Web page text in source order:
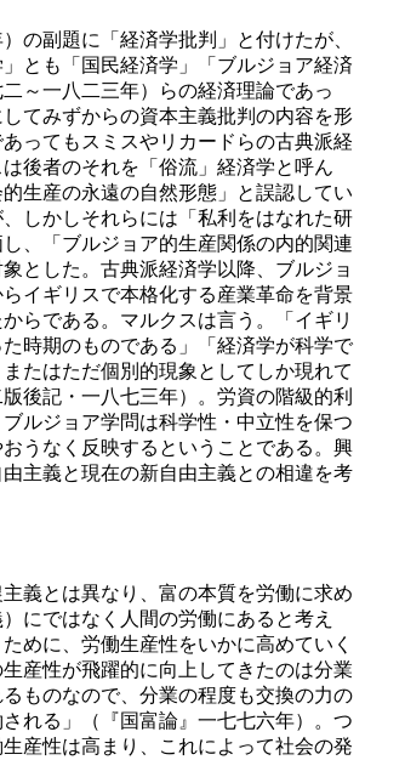
の副題に「経済学批判」と付けたが、
とも「国民経済学」「ブルジョア経済
～一八二三年）らの経済理論であっ
てみずからの資本主義批判の内容を形
ってもスミスやリカードらの古典派経
後者のそれを「俗流」経済学と呼ん
生産の永遠の自然形態」と誤認してい
しかしそれらには「私利をはなれた研
、「ブルジョア的生産関係の内的関連
とした。古典派経済学以降、ブルジョ
イギリスで本格化する産業革命を背景
らである。マルクスは言う。「イギリ
時期のものである」「経済学が科学で
たはただ個別的現象としてしか現れて
後記・一八七三年）。労資の階級的利
ルジョア学問は科学性・中立性を保つ
うなく反映するということである。興
主義と現在の新自由主義との相違を考
義とは異なり、富の本質を労働に求め
にではなく人間の労働にあると考え
めに、労働生産性をいかに高めていく
産性が飛躍的に向上してきたのは分業
ものなので、分業の程度も交換の力の
れる」（『国富論』一七七六年）。つ
産性は高まり、これによって社会の発